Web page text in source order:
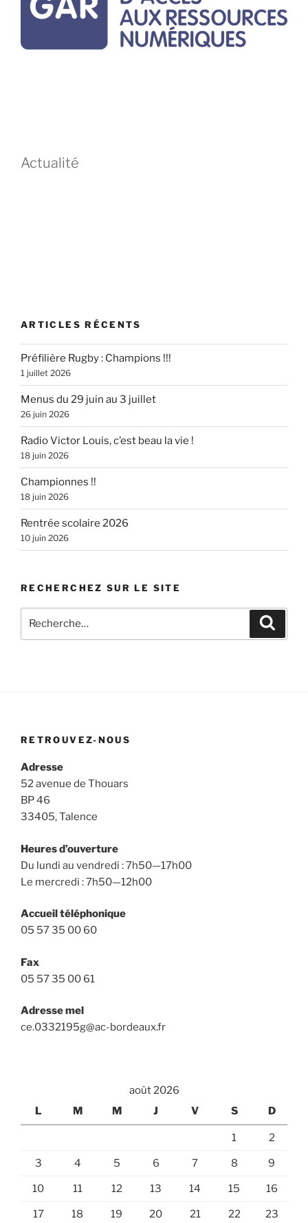
Actualité
ARTICLES RÉCENTS
Préfilière Rugby : Champions !!!
1 juillet 2026
Menus du 29 juin au 3 juillet
26 juin 2026
Radio Victor Louis, c’est beau la vie !
18 juin 2026
Championnes !!
18 juin 2026
Rentrée scolaire 2026
10 juin 2026
RECHERCHEZ SUR LE SITE
pour
RETROUVEZ-NOUS
Adresse
52 avenue de Thouars
BP 46
33405, Talence
Heures d’ouverture
Du lundi au vendredi : 7h50—17h00
Le mercredi : 7h50—12h00
Accueil téléphonique
05 57 35 00 60
Fax
05 57 35 00 61
Adresse mel
ce.0332195g@ac-bordeaux.fr
août 2026
L
M M J V S D
1 2
3 4 5 6 7 8 9
10 11 12 13 14 15 16
17 18 19 20 21 22 23